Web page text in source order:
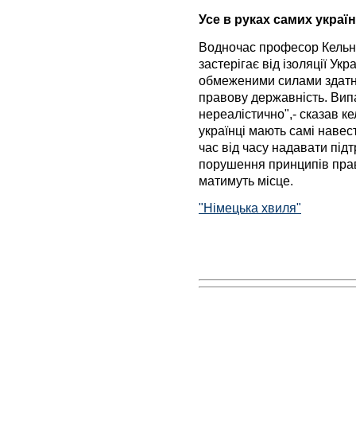
Усе в руках самих
Водночас професор
застерігає від ізоляції
обмеженими силами
правову державність.
нереалістично",- сказав
українці мають самі
час від часу надавати
порушення принципів
матимуть місце.
"Німецька хвиля"